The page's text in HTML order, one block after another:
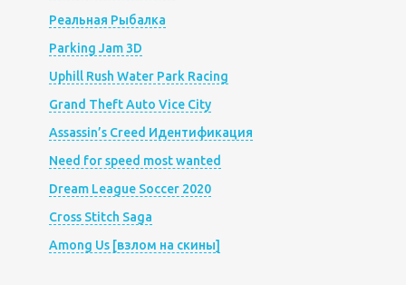
Реальная Рыбалка
Parking Jam 3D
Uphill Rush Water Park Racing
Grand Theft Auto Vice City
Assassin’s Creed Идентификация
Need for speed most wanted
Dream League Soccer 2020
Cross Stitch Saga
Among Us [взлом на скины]